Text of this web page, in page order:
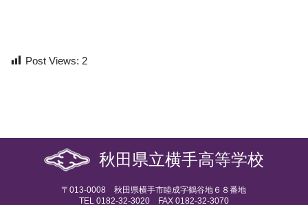
Post Views: 2
秋田県立横手高等学校
〒013-0008 秋田県横手市睦成字鶴谷地６８番地
TEL 0182-32-3020 FAX 0182-32-3070